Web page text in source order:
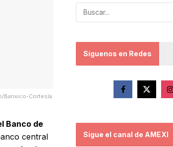
Banxico-Cortesía.
Banco de
central
Síguenos en Redes
Sigue el canal de AMEXI